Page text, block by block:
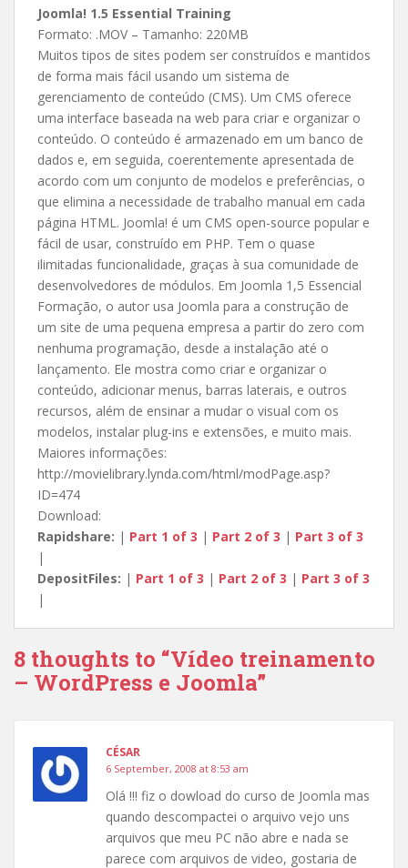
Joomla! 1.5 Essential Training
Formato: .MOV – Tamanho: 220MB
Muitos tipos de sites podem ser construídos e mantidos
de forma mais fácil usando um sistema de
gerenciamento de conteúdo (CMS). Um CMS oferece
uma interface baseada na web para criar e organizar o
conteúdo. O conteúdo é armazenado em um banco de
dados e, em seguida, coerentemente apresentada de
acordo com um conjunto de modelos e preferências, o
que elimina a necessidade de trabalho manual em cada
página HTML. Joomla! é um CMS open-source popular e
fácil de usar, construído em PHP. Tem o quase
ilimitadas funcionalidade, graças à sua comunidade de
desenvolvedores de módulos. Em Joomla 1,5 Essencial
Formação, o autor usa Joomla para a construção de
um site de uma pequena empresa a partir do zero com
nenhuma programação, desde a instalação até o
lançamento. Ele mostra como criar e organizar o
conteúdo, adicionar menus, barras laterais, e outros
recursos, além de ensinar a mudar o visual com os
modelos, instalar plug-ins e extensões, e muito mais.
Maiores informações:
http://movielibrary.lynda.com/html/modPage.asp?
ID=474
Download:
Rapidshare: | Part 1 of 3 | Part 2 of 3 | Part 3 of 3
|
DepositFiles: | Part 1 of 3 | Part 2 of 3 | Part 3 of 3
|
8 thoughts to “Vídeo treinamento
– WordPress e Joomla”
CÉSAR
6 September, 2008 at 8:53 am
Olá !!! fiz o dowload do curso de Joomla mas
quando descompactei o arquivo vejo uns
arquivos que meu PC não abre e nada se
parece com arquivos de video, gostaria de